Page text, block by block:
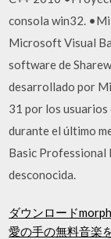
consola win32.
Microsoft Visual
software de
desarrollado por
31 por los
durante el último
Basic Professional
desconocida.
ダウンロード
愛の手の無料音楽